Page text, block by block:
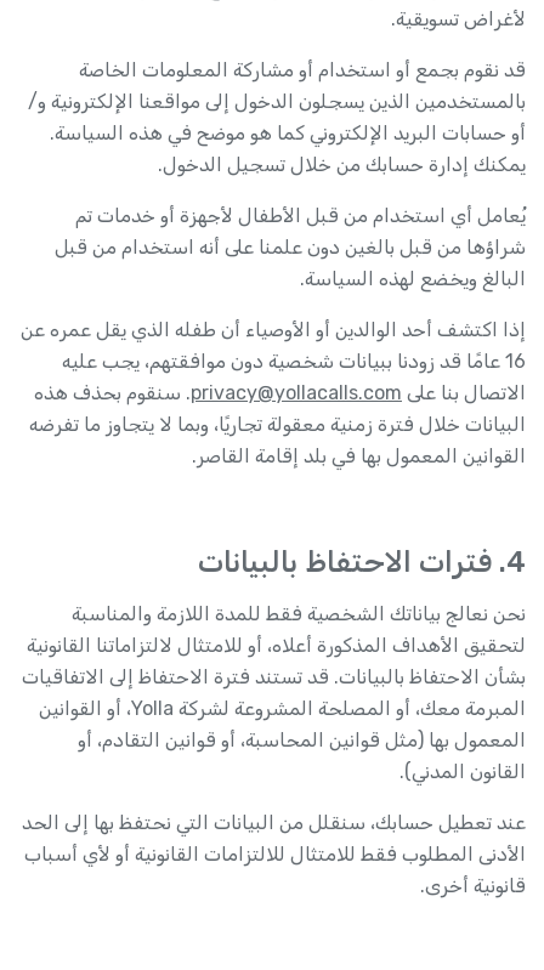
لأغراض تسويقية.
قد نقوم بجمع أو استخدام أو مشاركة المعلومات الخاصة
بالمستخدمين الذين يسجلون الدخول إلى مواقعنا الإلكترونية و/
أو حسابات البريد الإلكتروني كما هو موضح في هذه السياسة.
يمكنك إدارة حسابك من خلال تسجيل الدخول.
يُعامل أي استخدام من قبل الأطفال لأجهزة أو خدمات تم
شراؤها من قبل بالغين دون علمنا على أنه استخدام من قبل
البالغ ويخضع لهذه السياسة.
إذا اكتشف أحد الوالدين أو الأوصياء أن طفله الذي يقل عمره عن
16 عامًا قد زودنا ببيانات شخصية دون موافقتهم، يجب عليه
الاتصال بنا على privacy@yollacalls.com. سنقوم بحذف هذه
البيانات خلال فترة زمنية معقولة تجاريًا، وبما لا يتجاوز ما تفرضه
القوانين المعمول بها في بلد إقامة القاصر.
4. فترات الاحتفاظ بالبيانات
نحن نعالج بياناتك الشخصية فقط للمدة اللازمة والمناسبة
لتحقيق الأهداف المذكورة أعلاه، أو للامتثال لالتزاماتنا القانونية
بشأن الاحتفاظ بالبيانات. قد تستند فترة الاحتفاظ إلى الاتفاقيات
المبرمة معك، أو المصلحة المشروعة لشركة Yolla، أو القوانين
المعمول بها (مثل قوانين المحاسبة، أو قوانين التقادم، أو
القانون المدني).
عند تعطيل حسابك، سنقلل من البيانات التي نحتفظ بها إلى الحد
الأدنى المطلوب فقط للامتثال للالتزامات القانونية أو لأي أسباب
قانونية أخرى.